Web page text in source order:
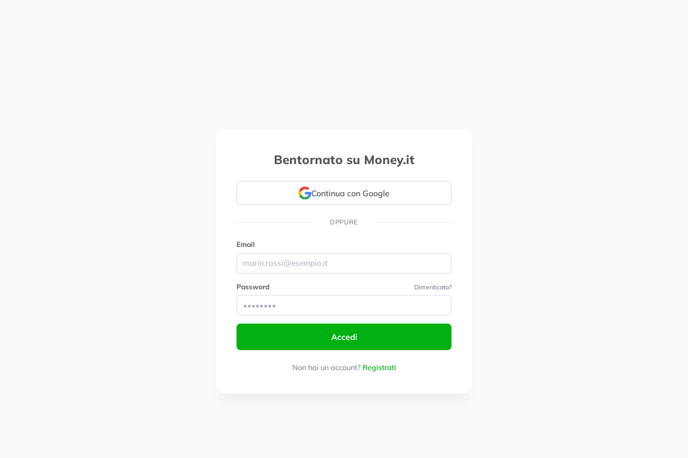
Bentornato su Money.it
Continua con Google
OPPURE
Email
Password Dimenticata?
Accedi
Non hai un account? Registrati